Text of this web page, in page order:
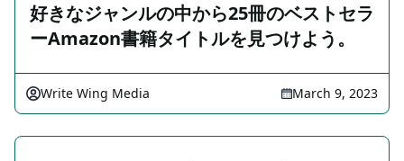
好きなジャンルの中から25冊のベストセラ
ーAmazon書籍タイトルを見つけよう。
Write Wing Media March 9, 2023